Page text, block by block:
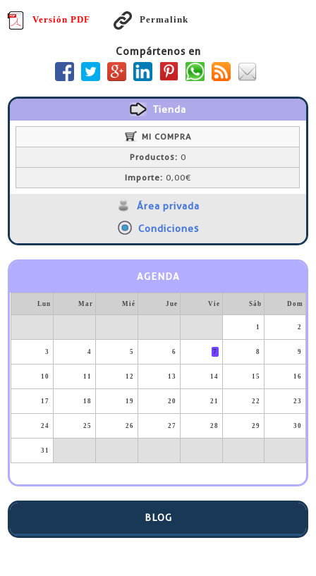
Versión PDF Permalink
Compártenos en
Tienda
MI COMPRA
Productos: 0
Importe: 0,00€
Área privada
Condiciones
AGENDA
Lun Mar Mié Jue Vie Sáb Dom
1 2
3 4 5 6 7 8 9
10 11 12 13 14 15 16
17 18 19 20 21 22 23
24 25 26 27 28 29 30
31
BLOG